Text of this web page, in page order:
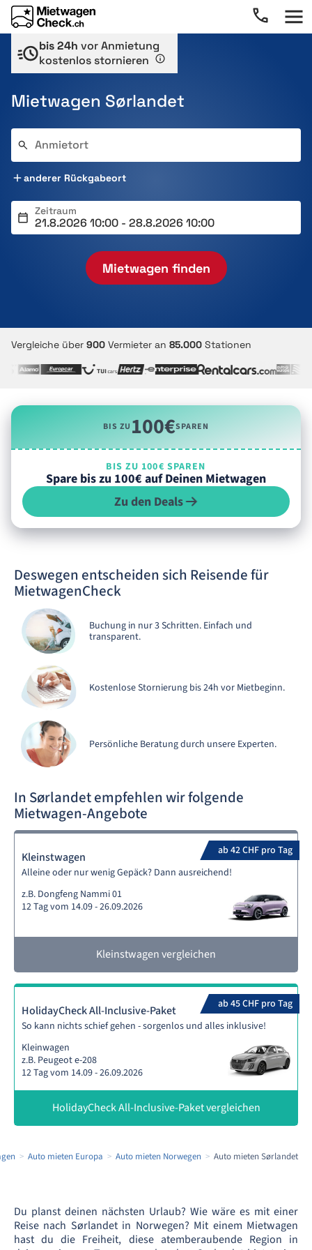
bis 24h vor Anmietung
kostenlos stornieren
Mietwagen Sørlandet
Anmietort
anderer Rückgabeort
Zeitraum
Mietwagen finden
Vergleiche über 900 Vermieter an 85.000 Stationen
BIS ZU100€SPAREN
BIS ZU 100€ SPAREN
Spare bis zu 100€ auf Deinen Mietwagen
Zu den Deals
Deswegen entscheiden sich Reisende für
MietwagenCheck
Buchung in nur 3 Schritten. Einfach und
transparent.
Kostenlose Stornierung bis 24h vor Mietbeginn.
Persönliche Beratung durch unsere Experten.
In Sørlandet empfehlen wir folgende
Mietwagen-Angebote
ab 42 CHF pro Tag
Kleinstwagen
Alleine oder nur wenig Gepäck? Dann ausreichend!
z.B. Dongfeng Nammi 01
12 Tag vom 14.09 - 26.09.2026
Kleinstwagen vergleichen
ab 45 CHF pro Tag
HolidayCheck All-Inclusive-Paket
So kann nichts schief gehen - sorgenlos und alles inklusive!
Kleinwagen
z.B. Peugeot e-208
12 Tag vom 14.09 - 26.09.2026
HolidayCheck All-Inclusive-Paket vergleichen
Auto mieten Europa Auto mieten Norwegen Auto mieten Sørlandet
Du planst deinen nächsten Urlaub? Wie wäre es mit einer
Reise nach Sørlandet in Norwegen? Mit einem Mietwagen
hast du die Freiheit, diese atemberaubende Region in